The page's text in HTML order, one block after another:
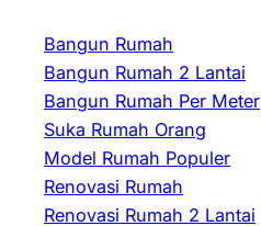
Bangun Rumah
Bangun Rumah 2 Lantai
Bangun Rumah Per Meter
Suka Rumah Orang
Model Rumah Populer
Renovasi Rumah
Renovasi Rumah 2 Lantai